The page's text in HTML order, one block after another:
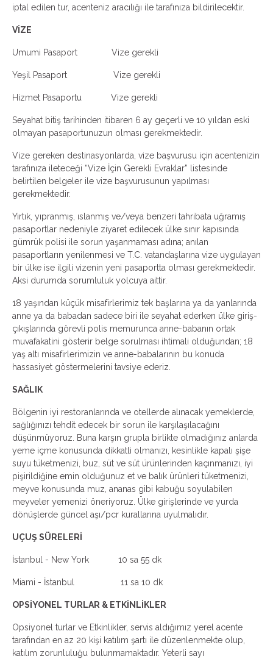
iptal edilen tur, acenteniz aracılığı ile tarafınıza bildirilecektir.
VİZE
Umumi Pasaport Vize gerekli
Yeşil Pasaport Vize gerekli
Hizmet Pasaportu Vize gerekli
Seyahat bitiş tarihinden itibaren 6 ay geçerli ve 10 yıldan eski
olmayan pasaportunuzun olması gerekmektedir.
Vize gereken destinasyonlarda, vize başvurusu için acentenizin
tarafınıza ileteceği “Vize İçin Gerekli Evraklar” listesinde
belirtilen belgeler ile vize başvurusunun yapılması
gerekmektedir.
Yırtık, yıpranmış, ıslanmış ve/veya benzeri tahribata uğramış
pasaportlar nedeniyle ziyaret edilecek ülke sınır kapısında
gümrük polisi ile sorun yaşanmaması adına; anılan
pasaportların yenilenmesi ve T.C. vatandaşlarına vize uygulayan
bir ülke ise ilgili vizenin yeni pasaportta olması gerekmektedir.
Aksi durumda sorumluluk yolcuya aittir.
18 yaşından küçük misafirlerimiz tek başlarına ya da yanlarında
anne ya da babadan sadece biri ile seyahat ederken ülke giriş-
çıkışlarında görevli polis memurunca anne-babanın ortak
muvafakatini gösterir belge sorulması ihtimali olduğundan; 18
yaş altı misafirlerimizin ve anne-babalarının bu konuda
hassasiyet göstermelerini tavsiye ederiz.
SAĞLIK
Bölgenin iyi restoranlarında ve otellerde alınacak yemeklerde,
sağlığınızı tehdit edecek bir sorun ile karşılaşılacağını
düşünmüyoruz. Buna karşın grupla birlikte olmadığınız anlarda
yeme içme konusunda dikkatli olmanızı, kesinlikle kapalı şişe
suyu tüketmenizi, buz, süt ve süt ürünlerinden kaçınmanızı, iyi
pişirildiğine emin olduğunuz et ve balık ürünleri tüketmenizi,
meyve konusunda muz, ananas gibi kabuğu soyulabilen
meyveler yemenizi öneriyoruz. Ülke girişlerinde ve yurda
dönüşlerde güncel aşı/pcr kurallarına uyulmalıdır.
UÇUŞ SÜRELERİ
İstanbul - New York 10 sa 55 dk
Miami - İstanbul 11 sa 10 dk
OPSİYONEL TURLAR & ETKİNLİKLER
Opsiyonel turlar ve Etkinlikler, servis aldığımız yerel acente
tarafından en az 20 kişi katılım şartı ile düzenlenmekte olup,
katılım zorunluluğu bulunmamaktadır. Yeterli sayı